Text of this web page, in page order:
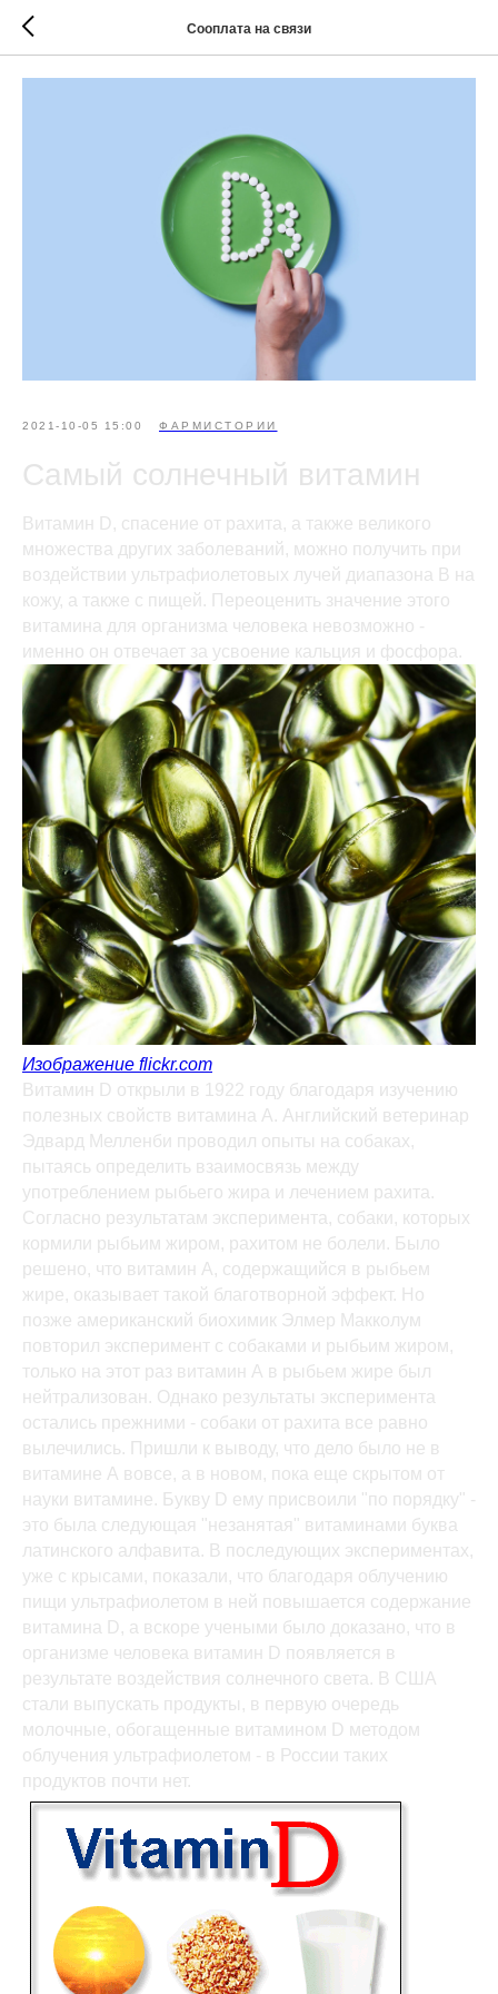
Сооплата на связи
2021-10-05 15:00 ФАРМИСТОРИИ
Самый солнечный витамин
Витамин D, спасение от рахита, а также великого
множества других заболеваний, можно получить при
воздействии ультрафиолетовых лучей диапазона B на
кожу, а также с пищей. Переоценить значение этого
витамина для организма человека невозможно -
именно он отвечает за усвоение кальция и фосфора.
Изображение flickr.com
Витамин D открыли в 1922 году благодаря изучению
полезных свойств витамина А. Английский ветеринар
Эдвард Мелленби проводил опыты на собаках,
пытаясь определить взаимосвязь между
употреблением рыбьего жира и лечением рахита.
Согласно результатам эксперимента, собаки, которых
кормили рыбьим жиром, рахитом не болели. Было
решено, что витамин А, содержащийся в рыбьем
жире, оказывает такой благотворной эффект. Но
позже американский биохимик Элмер Макколум
повторил эксперимент с собаками и рыбьим жиром,
только на этот раз витамин А в рыбьем жире был
нейтрализован. Однако результаты эксперимента
остались прежними - собаки от рахита все равно
вылечились. Пришли к выводу, что дело было не в
витамине А вовсе, а в новом, пока еще скрытом от
науки витамине. Букву D ему присвоили "по порядку" -
это была следующая "незанятая" витаминами буква
латинского алфавита. В последующих экспериментах,
уже с крысами, показали, что благодаря облучению
пищи ультрафиолетом в ней повышается содержание
витамина D, а вскоре учеными было доказано, что в
организме человека витамин D появляется в
результате воздействия солнечного света. В США
стали выпускать продукты, в первую очередь
молочные, обогащенные витамином D методом
облучения ультрафиолетом - в России таких
продуктов почти нет.